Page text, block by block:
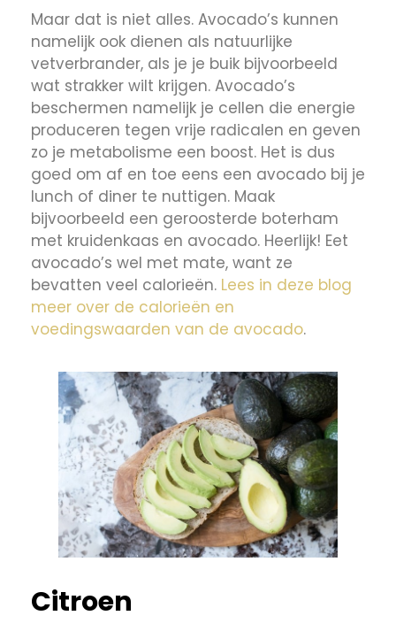
Maar dat is niet alles. Avocado’s kunnen
namelijk ook dienen als natuurlijke
vetverbrander, als je je buik bijvoorbeeld
wat strakker wilt krijgen. Avocado’s
beschermen namelijk je cellen die energie
produceren tegen vrije radicalen en geven
zo je metabolisme een boost. Het is dus
goed om af en toe eens een avocado bij je
lunch of diner te nuttigen. Maak
bijvoorbeeld een geroosterde boterham
met kruidenkaas en avocado. Heerlijk! Eet
avocado’s wel met mate, want ze
bevatten veel calorieën. Lees in deze blog
meer over de calorieën en
voedingswaarden van de avocado.
Citroen